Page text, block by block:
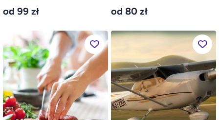
od 99 zł od 80 zł